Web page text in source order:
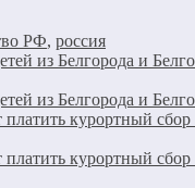
РФ, россия
из Белгорода и
из Белгорода и
курортный сбор
курортный сбор